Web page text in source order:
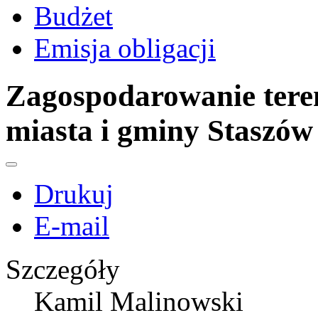
Budżet
Emisja obligacji
Zagospodarowanie
miasta i gminy
Drukuj
E-mail
Szczegóły
Kamil Malinowski